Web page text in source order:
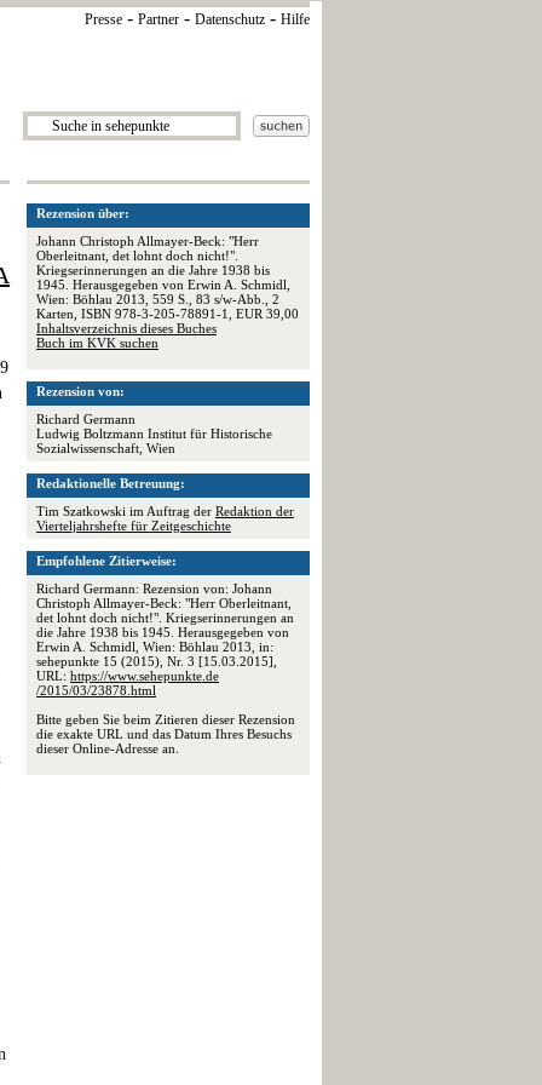
Presse - Partner - Datenschutz - Hilfe
Rezension über:
Johann Christoph Allmayer-Beck: "Herr
Oberleitnant, det lohnt doch nicht!".
Kriegserinnerungen an die Jahre 1938 bis
1945. Herausgegeben von Erwin A. Schmidl,
Wien: Böhlau 2013, 559 S., 83 s/w-Abb., 2
Karten, ISBN 978-3-205-78891-1, EUR 39,00
Inhaltsverzeichnis dieses Buches
Buch im KVK suchen
Rezension von:
Richard Germann
Ludwig Boltzmann Institut für Historische
Sozialwissenschaft, Wien
Redaktionelle Betreuung:
Tim Szatkowski im Auftrag der Redaktion der
Vierteljahrshefte für Zeitgeschichte
Empfohlene Zitierweise:
Richard Germann: Rezension von: Johann
Christoph Allmayer-Beck: "Herr Oberleitnant,
det lohnt doch nicht!". Kriegserinnerungen an
die Jahre 1938 bis 1945. Herausgegeben von
Erwin A. Schmidl, Wien: Böhlau 2013, in:
sehepunkte 15 (2015), Nr. 3 [15.03.2015],
URL: https://www.sehepunkte.de
/2015/03/23878.html
Bitte geben Sie beim Zitieren dieser Rezension
die exakte URL und das Datum Ihres Besuchs
dieser Online-Adresse an.